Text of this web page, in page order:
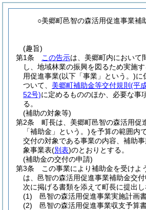
○美郷町邑智の森活用促進事業補
(趣旨)
第1条
この告示は、美郷町内において
し、地域林業の振興を図るため実施
用促進事業(以下「事業」という。)に
ついて、 美郷町補助金等交付規則 (平
52号)に定めるもののほか、必要な事
る。
(補助の対象等)
第2条
町長は、美郷町邑智の森活用促
「補助金」という。)を予算の範囲内
交付の対象である事業の内容、補助
象事業表(別表)のとおりとする。
(補助金の交付の申請)
第3条
この事業により補助金を受けよ
は、邑智の森活用促進事業補助金交
次に掲げる書類を添えて町長に提出し
(1)
邑智の森活用促進事業実施計画
(2)
邑智の森活用促進事業収支予算